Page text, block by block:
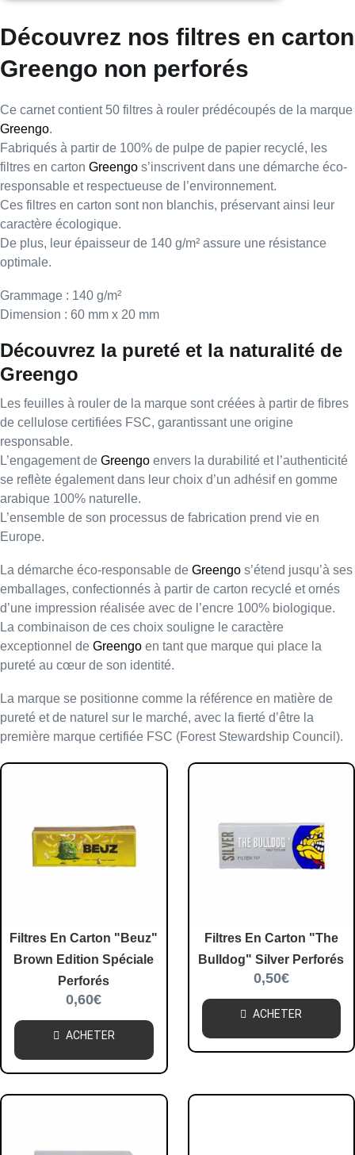
Découvrez nos filtres en carton
Greengo non perforés
Ce carnet contient 50 filtres à rouler prédécoupés de la marque
Greengo.
Fabriqués à partir de 100% de pulpe de papier recyclé, les
filtres en carton Greengo s’inscrivent dans une démarche éco-
responsable et respectueuse de l’environnement.
Ces filtres en carton sont non blanchis, préservant ainsi leur
caractère écologique.
De plus, leur épaisseur de 140 g/m² assure une résistance
optimale.
Grammage : 140 g/m²
Dimension : 60 mm x 20 mm
Découvrez la pureté et la naturalité de
Greengo
Les feuilles à rouler de la marque sont créées à partir de fibres
de cellulose certifiées FSC, garantissant une origine
responsable.
L’engagement de Greengo envers la durabilité et l’authenticité
se reflète également dans leur choix d’un adhésif en gomme
arabique 100% naturelle.
L’ensemble de son processus de fabrication prend vie en
Europe.
La démarche éco-responsable de Greengo s’étend jusqu’à ses
emballages, confectionnés à partir de carton recyclé et ornés
d’une impression réalisée avec de l’encre 100% biologique.
La combinaison de ces choix souligne le caractère
exceptionnel de Greengo en tant que marque qui place la
pureté au cœur de son identité.
La marque se positionne comme la référence en matière de
pureté et de naturel sur le marché, avec la fierté d’être la
première marque certifiée FSC (Forest Stewardship Council).
Filtres En Carton "Beuz"
Brown Edition Spéciale
Perforés
0,60€
ACHETER
Filtres En Carton "The
Bulldog" Silver Perforés
0,50€
ACHETER